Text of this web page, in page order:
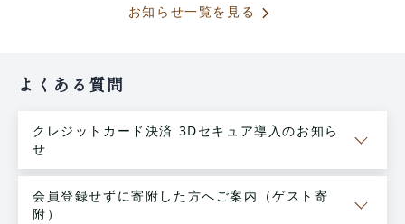
お知らせ一覧を見る chevron_forward
よくある質問
クレジットカード決済 3Dセキュア導入のお知ら
せ
会員登録せずに寄附した方へご案内（ゲスト寄
附）